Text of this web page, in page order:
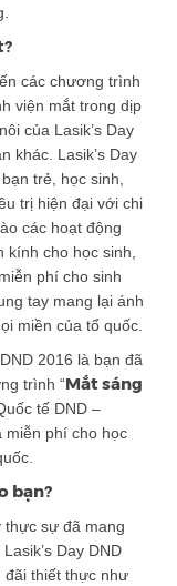
các chương trình
viện mắt trong dịp
của Lasik’s Day
khác. Lasik’s Day
trẻ, học sinh,
trị hiện đại với chi
các hoạt động
kính cho học sinh,
phí cho sinh
tay mang lại ánh
miền của tổ quốc.
2016 là bạn đã
trình “Mắt sáng
tế DND –
miễn phí cho học
bạn?
thực sự đã mang
Day DND
thiết thực như